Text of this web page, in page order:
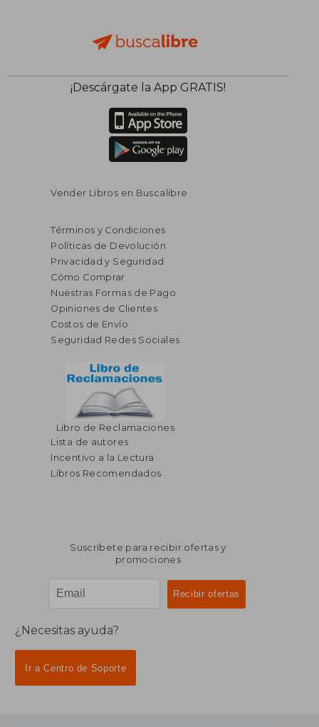
¡Descárgate la App GRATIS!
Vender Libros en Buscalibre
Términos y Condiciones
Políticas de Devolución
Privacidad y Seguridad
Cómo Comprar
Nuestras Formas de Pago
Opiniones de Clientes
Costos de Envío
Seguridad Redes Sociales
Libro de Reclamaciones
Lista de autores
Incentivo a la Lectura
Libros Recomendados
Suscríbete para recibir ofertas y
promociones
¿Necesitas ayuda?
Ir a Centro de Soporte